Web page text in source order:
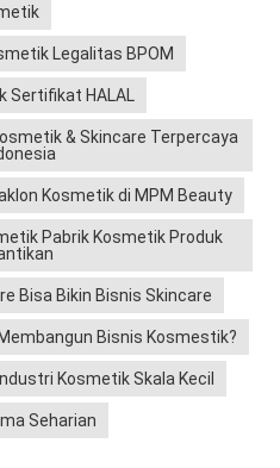
Legalitas BPOM
Sertifikat HALAL
& Skincare Terpercaya
Kosmetik di MPM Beauty
Pabrik Kosmetik Produk
Bisa Bikin Bisnis Skincare
Bisnis Kosmestik?
Kosmetik Skala Kecil
Seharian